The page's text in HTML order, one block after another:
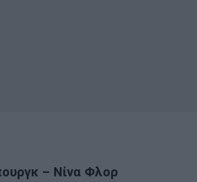
– Νίνα Φλορ